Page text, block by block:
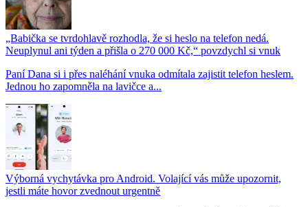
„Babička se tvrdohlavě rozhodla, že si heslo na telefon nedá.
Neuplynul ani týden a přišla o 270 000 Kč,“ povzdychl si vnuk
Paní Dana si i přes naléhání vnuka odmítala zajistit telefon heslem.
Jednou ho zapomněla na lavičce a...
Výborná vychytávka pro Android. Volající vás může upozornit,
jestli máte hovor zvednout urgentně